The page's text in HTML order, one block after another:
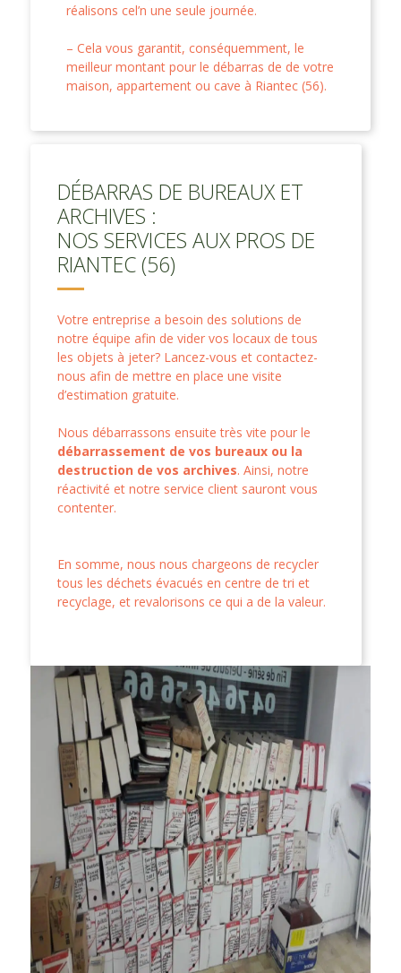
réalisons cel’n une seule journée.
– Cela vous garantit, conséquemment, le
meilleur montant pour le débarras de de votre
maison, appartement ou cave à Riantec (56).
DÉBARRAS DE BUREAUX ET
ARCHIVES :
NOS SERVICES AUX PROS DE
RIANTEC (56)
Votre entreprise a besoin des solutions de
notre équipe afin de vider vos locaux de tous
les objets à jeter? Lancez-vous et contactez-
nous afin de mettre en place une visite
d’estimation gratuite.
Nous débarrassons ensuite très vite pour le
débarrassement de vos bureaux ou la
destruction de vos archives. Ainsi, notre
réactivité et notre service client sauront vous
contenter.
En somme, nous nous chargeons de recycler
tous les déchets évacués en centre de tri et
recyclage, et revalorisons ce qui a de la valeur.